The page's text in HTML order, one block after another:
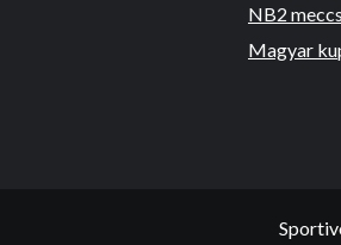
NB2
Magyar